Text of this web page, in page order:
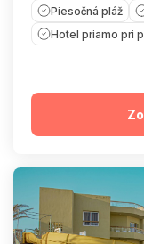
Piesočná pláž
Hotel priamo pri